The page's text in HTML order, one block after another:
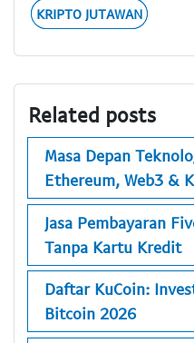
KRIPTO JUTAWAN
Related posts
Masa Depan
Ethereum, Web3 &
Jasa Pembayaran
Tanpa Kartu Kredit
Daftar KuCoin:
Bitcoin 2026